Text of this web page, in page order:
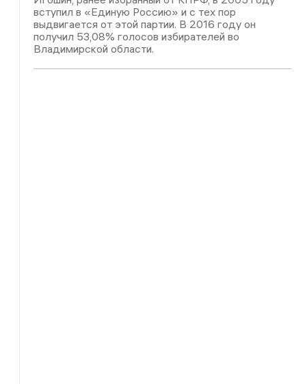
вступил в «Единую Россию» и с тех пор
выдвигается от этой партии. В 2016 году он
получил 53,08% голосов избирателей во
Владимирской области.